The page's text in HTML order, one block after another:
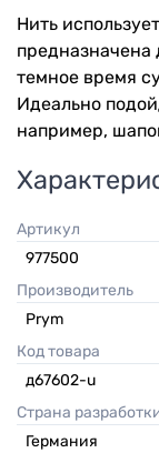
Нить
предназначена
темное время
Идеально
например,
Артикул
977500
Производитель
Prym
Код товара
д67602-u
Страна
Германия